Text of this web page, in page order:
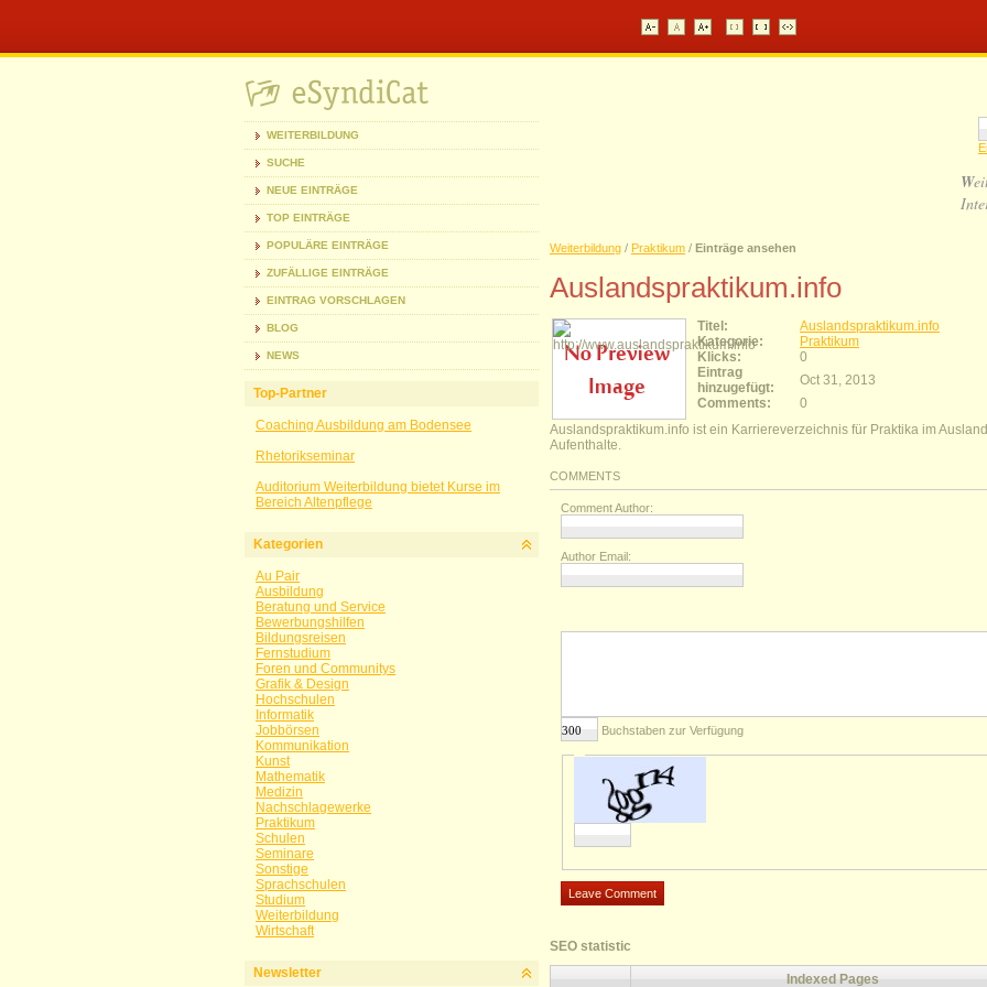
WEITERBILDUNG
SUCHE
NEUE EINTRÄGE
TOP EINTRÄGE
POPULÄRE EINTRÄGE
ZUFÄLLIGE EINTRÄGE
EINTRAG VORSCHLAGEN
BLOG
NEWS
Top-Partner
Coaching Ausbildung am Bodensee
Rhetorikseminar
Auditorium Weiterbildung bietet Kurse im
Bereich Altenpflege
Kategorien
Au Pair
Ausbildung
Beratung und Service
Bewerbungshilfen
Bildungsreisen
Fernstudium
Foren und Communitys
Grafik & Design
Hochschulen
Informatik
Jobbörsen
Kommunikation
Kunst
Mathematik
Medizin
Nachschlagewerke
Praktikum
Schulen
Seminare
Sonstige
Sprachschulen
Studium
Weiterbildung
Wirtschaft
Newsletter
W
Weiterbildung / Praktikum / Einträge ansehen
Auslandspraktikum.info
Titel:
Auslandspraktikum.info
Kategorie:
Praktikum
Klicks:
0
Eintrag
hinzugefügt:
Oct 31, 2013
Comments:
0
Auslandspraktikum.info ist ein Karriereverzeichnis für Praktika im
Aufenthalte.
COMMENTS
Comment Author:
Author Email:
Buchstaben zur Verfügung
SEO statistic
Indexed Pages